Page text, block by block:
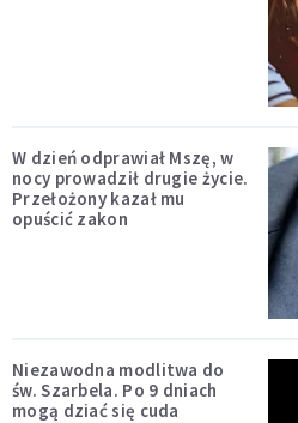
W dzień odprawiał Mszę, w
nocy prowadził drugie życie.
Przełożony kazał mu
opuścić zakon
Niezawodna modlitwa do
św. Szarbela. Po 9 dniach
mogą dziać się cuda